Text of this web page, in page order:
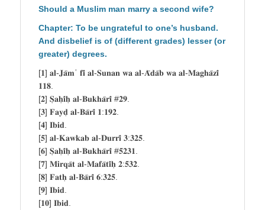
Should a Muslim man marry a second wife?
Chapter: To be ungrateful to one’s husband.
And disbelief is of (different grades) lesser (or
greater) degrees.
[𝟏] 𝐚𝐥-𝐉𝐚̄𝐦ʿ 𝐟𝐢̄ 𝐚𝐥-𝐒𝐮𝐧𝐚𝐧 𝐰𝐚 𝐚𝐥-𝐀̄𝐝𝐚̄𝐛 𝐰𝐚 𝐚𝐥-𝐌𝐚𝐠𝐡𝐚̄𝐳𝐢̄
𝟏𝟏𝟖.
[𝟐] 𝐒̣𝐚𝐡̣𝐢̄𝐡̣ 𝐚𝐥-𝐁𝐮𝐤𝐡𝐚̄𝐫𝐢̄ #𝟐𝟗.
[𝟑] 𝐅𝐚𝐲𝐝̣ 𝐚𝐥-𝐁𝐚̄𝐫𝐢̄ 𝟏:𝟏𝟗𝟐.
[𝟒] 𝐈𝐛𝐢𝐝.
[𝟓] 𝐚𝐥-𝐊𝐚𝐰𝐤𝐚𝐛 𝐚𝐥-𝐃𝐮𝐫𝐫𝐢̄ 𝟑:𝟑𝟐𝟓.
[𝟔] 𝐒̣𝐚𝐡̣𝐢̄𝐡̣ 𝐚𝐥-𝐁𝐮𝐤𝐡𝐚̄𝐫𝐢̄ #𝟓𝟐𝟑𝟏.
[𝟕] 𝐌𝐢𝐫𝐪𝐚̄𝐭 𝐚𝐥-𝐌𝐚𝐟𝐚̄𝐭𝐢̄𝐡̣ 𝟐:𝟓𝟑𝟐.
[𝟖] 𝐅𝐚𝐭𝐡̣ 𝐚𝐥-𝐁𝐚̄𝐫𝐢̄ 𝟔:𝟑𝟐𝟓.
[𝟗] 𝐈𝐛𝐢𝐝.
[𝟏𝟎] 𝐈𝐛𝐢𝐝.